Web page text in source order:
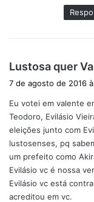
Lustosa quer
7 de agosto de 2016
Eu votei em valente
Teodoro, Evilásio
eleições junto com
lustosenses, pq
um prefeito como
Evilásio vc é nossa
Evilásio vc está
acreditou em vc.